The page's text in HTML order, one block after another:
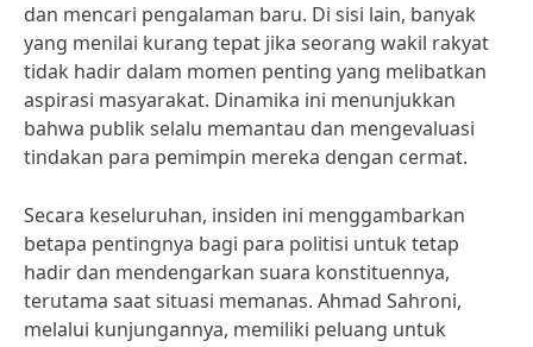
dan mencari pengalaman baru. Di sisi lain, banyak
yang menilai kurang tepat jika seorang wakil rakyat
tidak hadir dalam momen penting yang melibatkan
aspirasi masyarakat. Dinamika ini menunjukkan
bahwa publik selalu memantau dan mengevaluasi
tindakan para pemimpin mereka dengan cermat.
Secara keseluruhan, insiden ini menggambarkan
betapa pentingnya bagi para politisi untuk tetap
hadir dan mendengarkan suara konstituennya,
terutama saat situasi memanas. Ahmad Sahroni,
melalui kunjungannya, memiliki peluang untuk